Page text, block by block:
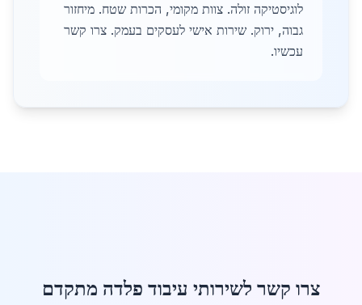
לוגיסטיקה זולה. צוות מקומי, הכרות שטח. מיחזור
גבוה, ירוק. שירות אישי לעסקים בעמק. צרו קשר
עכשיו.
צרו קשר לשירותי עיבוד פלדה מתקדם